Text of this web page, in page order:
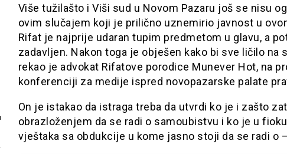
Više tužilašto i Viši sud u Novom Pazaru još se nisu
ovim slučajem koji je prilično uznemirio javnost u
Rifat je najprije udaran tupim predmetom u glavu, a
zadavljen. Nakon toga je obješen kako bi sve ličilo na
rekao je advokat Rifatove porodice Munever Hot, na
konferenciji za medije ispred novopazarske palate
On je istakao da istraga treba da utvrdi ko je i zašto
obrazloženjem da se radi o samoubistvu i ko je u
vještaka sa obdukcije u kome jasno stoji da se radi o